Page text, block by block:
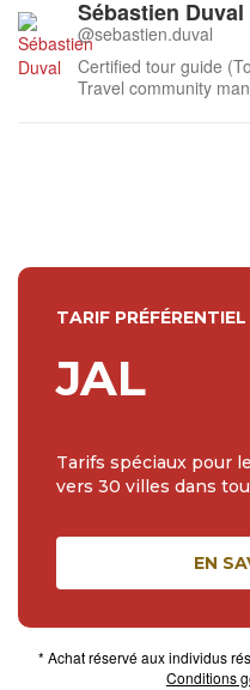
Sébastien Duval
@sebastien.duval
Certified tour guide
Travel community
TARIF PRÉFÉRENTIEL
JAL
Tarifs spéciaux pour
vers 30 villes dans
EN
* Achat réservé aux individus
Conditions